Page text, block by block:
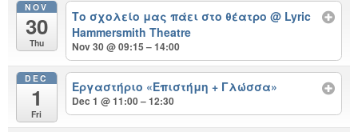
NOV
30
Thu
Το σχολείο μας πάει στο θέατρο@ Lyric
Hammersmith Theatre
Nov 30 @ 09:15 – 14:00
DEC
1
Fri
Εργαστήριο «Επιστήμη + Γλώσσα»
Dec 1 @ 11:00 – 12:30